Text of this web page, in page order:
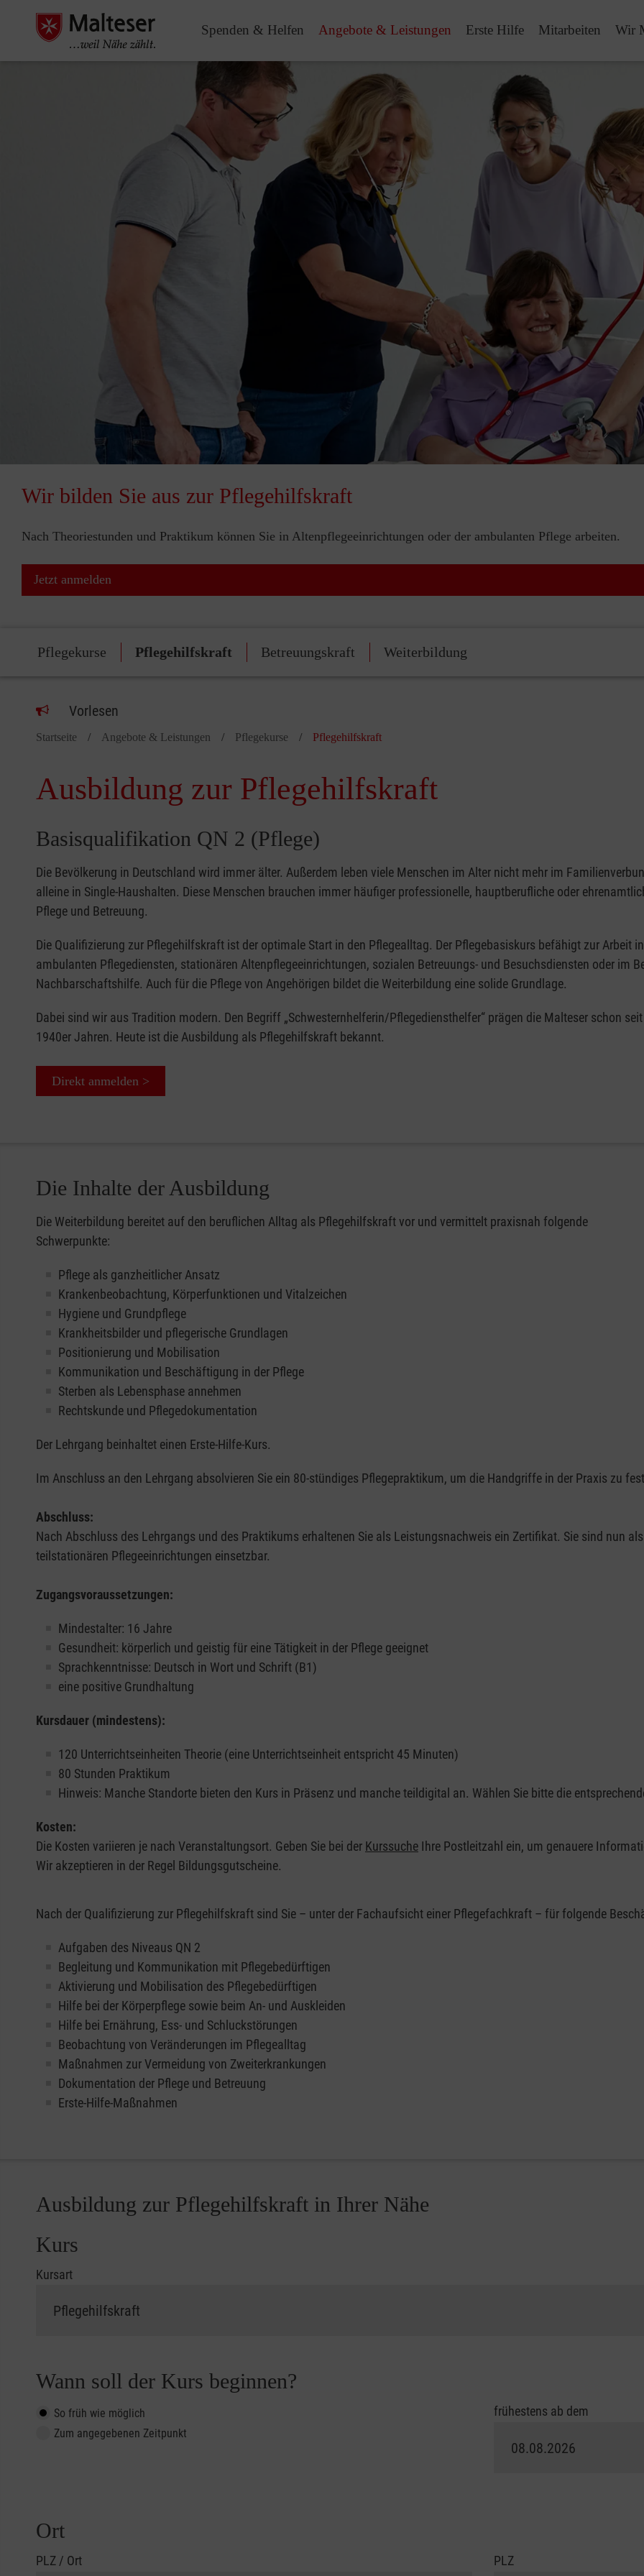
Spenden & Helfen Angebote & Leistungen Erste Hilfe Mitarbeiten Wir
Wir bilden Sie aus zur Pflegehilfskraft
Nach Theoriestunden und Praktikum können Sie in Altenpflegeeinrichtungen oder der ambulanten Pflege arbeiten.
Jetzt anmelden
Pflegekurse Pflegehilfskraft Betreuungskraft Weiterbildung
Vorlesen
Startseite Angebote & Leistungen Pflegekurse Pflegehilfskraft
Ausbildung zur Pflegehilfskraft
Basisqualifikation QN 2 (Pflege)
Die Bevölkerung in Deutschland wird immer älter. Außerdem leben viele Menschen im Alter nicht mehr im
alleine in Single-Haushalten. Diese Menschen brauchen immer häufiger professionelle, hauptberufliche oder
Pflege und Betreuung.
Die Qualifizierung zur Pflegehilfskraft ist der optimale Start in den Pflegealltag. Der Pflegebasiskurs befähigt zur Arbeit in
ambulanten Pflegediensten, stationären Altenpflegeeinrichtungen, sozialen Betreuungs- und Besuchsdiensten oder im
Nachbarschaftshilfe. Auch für die Pflege von Angehörigen bildet die Weiterbildung eine solide Grundlage.
Dabei sind wir aus Tradition modern. Den Begriff „Schwesternhelferin/Pflegediensthelfer“ prägen die Malteser schon
1940er Jahren. Heute ist die Ausbildung als Pflegehilfskraft bekannt.
Direkt anmelden >
Die Inhalte der Ausbildung
Die Weiterbildung bereitet auf den beruflichen Alltag als Pflegehilfskraft vor und vermittelt praxisnah folgende
Schwerpunkte:
Pflege als ganzheitlicher Ansatz
Krankenbeobachtung, Körperfunktionen und Vitalzeichen
Hygiene und Grundpflege
Krankheitsbilder und pflegerische Grundlagen
Positionierung und Mobilisation
Kommunikation und Beschäftigung in der Pflege
Sterben als Lebensphase annehmen
Rechtskunde und Pflegedokumentation
Der Lehrgang beinhaltet einen Erste-Hilfe-Kurs.
Im Anschluss an den Lehrgang absolvieren Sie ein 80-stündiges Pflegepraktikum, um die Handgriffe in der Praxis zu
Abschluss:
Nach Abschluss des Lehrgangs und des Praktikums erhaltenen Sie als Leistungsnachweis ein Zertifikat. Sie sind nun
teilstationären Pflegeeinrichtungen einsetzbar.
Zugangsvoraussetzungen:
Mindestalter: 16 Jahre
Gesundheit: körperlich und geistig für eine Tätigkeit in der Pflege geeignet
Sprachkenntnisse: Deutsch in Wort und Schrift (B1)
eine positive Grundhaltung
Kursdauer (mindestens):
120 Unterrichtseinheiten Theorie (eine Unterrichtseinheit entspricht 45 Minuten)
80 Stunden Praktikum
Hinweis: Manche Standorte bieten den Kurs in Präsenz und manche teildigital an. Wählen Sie bitte die
Kosten:
Die Kosten variieren je nach Veranstaltungsort. Geben Sie bei der Kurssuche Ihre Postleitzahl ein, um genauere
Wir akzeptieren in der Regel Bildungsgutscheine.
Nach der Qualifizierung zur Pflegehilfskraft sind Sie – unter der Fachaufsicht einer Pflegefachkraft – für folgende
Aufgaben des Niveaus QN 2
Begleitung und Kommunikation mit Pflegebedürftigen
Aktivierung und Mobilisation des Pflegebedürftigen
Hilfe bei der Körperpflege sowie beim An- und Auskleiden
Hilfe bei Ernährung, Ess- und Schluckstörungen
Beobachtung von Veränderungen im Pflegealltag
Maßnahmen zur Vermeidung von Zweiterkrankungen
Dokumentation der Pflege und Betreuung
Erste-Hilfe-Maßnahmen
Ausbildung zur Pflegehilfskraft in Ihrer Nähe
Kurs
Kursart
Wann soll der Kurs beginnen?
So früh wie möglich
Zum angegebenen Zeitpunkt
frühestens ab dem
Ort
PLZ / Ort PLZ